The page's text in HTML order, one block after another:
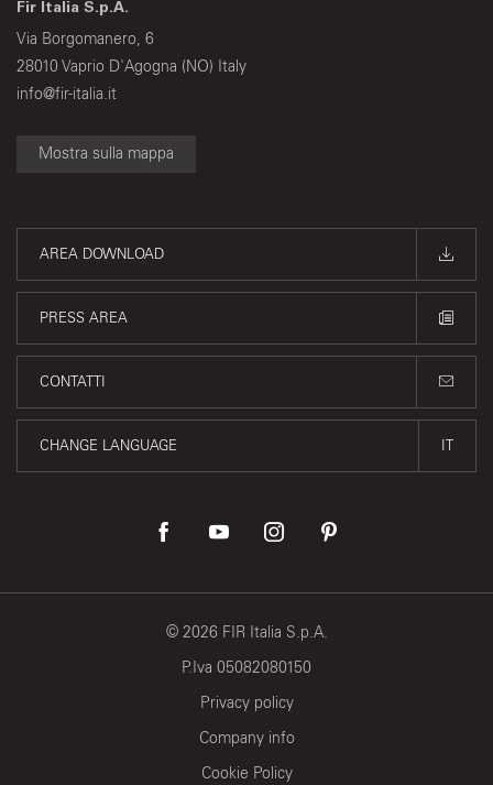
Fir Italia S.p.A.
Via Borgomanero, 6
28010 Vaprio D'Agogna (NO) Italy
info@fir-italia.it
Mostra sulla mappa
AREA DOWNLOAD
PRESS AREA
CONTATTI
CHANGE LANGUAGE IT
© 2026 FIR Italia S.p.A.
P.Iva 05082080150
Privacy policy
Company info
Cookie Policy